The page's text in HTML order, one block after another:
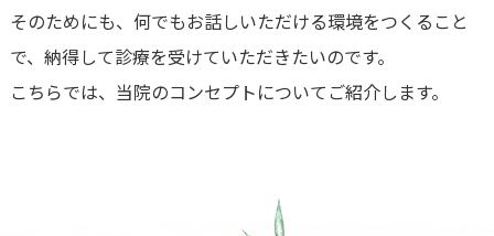
そのためにも、何でもお話しいただける環境をつくること
で、納得して診療を受けていただきたいのです。
こちらでは、当院のコンセプトについてご紹介します。